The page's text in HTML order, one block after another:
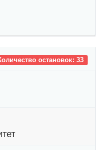
остановок: 33